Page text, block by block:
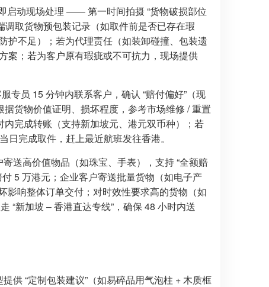
启动现场处理 —— 第一时间拍摄 “货物破损部位
取货物预包装记录（如取件前是否已存在瑕
护不足）；若为代理责任（如装卸碰撞、包装遗
案；若为客户原有瑕疵或不可抗力，现场提供
员 15 分钟内联系客户，确认 “赔付偏好”（现
货物价值证明、损坏程度，参考市场维修 / 重置
完成转账（支持新加坡元、港元双币种）；若
完成取件，赶上最近航班发往香港。
送高价值物品（如珠宝、手表），支持 “全额赔
5 万港元；企业客户寄送批量货物（如电子产
影响整体订单交付；对时效性要求高的货物（如
“新加坡 – 香港直达专线”，确保 48 小时内送
“定制包装建议”（如易碎品用气泡柱 + 木质框